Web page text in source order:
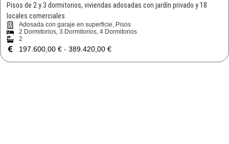
Pisos de 2 y 3 dormitorios, viviendas adosadas con jardín privado y 18
locales comerciales
Adosada con garaje en superficie, Pisos
2 Dormitorios, 3 Dormitorios, 4 Dormitorios
2
197.600,00 € - 389.420,00 €